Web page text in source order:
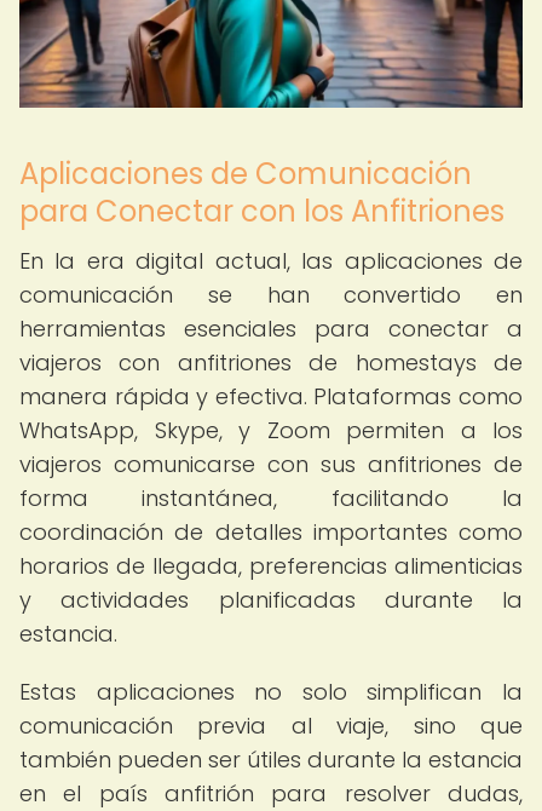
Aplicaciones de Comunicación
para Conectar con los Anfitriones
En la era digital actual, las aplicaciones de
comunicación se han convertido en
herramientas esenciales para conectar a
viajeros con anfitriones de homestays de
manera rápida y efectiva. Plataformas como
WhatsApp, Skype, y Zoom permiten a los
viajeros comunicarse con sus anfitriones de
forma instantánea, facilitando la
coordinación de detalles importantes como
horarios de llegada, preferencias alimenticias
y actividades planificadas durante la
estancia.
Estas aplicaciones no solo simplifican la
comunicación previa al viaje, sino que
también pueden ser útiles durante la estancia
en el país anfitrión para resolver dudas,